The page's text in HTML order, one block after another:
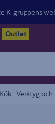
K-gruppens
Outlet
Verktyg och